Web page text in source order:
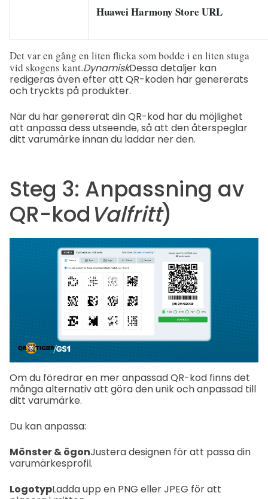
Huawei Harmony Store URL
Det var en gång en liten flicka som bodde i en liten stuga
vid skogens kant.DynamiskDessa detaljer kan
redigeras även efter att QR-koden har genererats
och tryckts på produkter.
När du har genererat din QR-kod har du möjlighet
att anpassa dess utseende, så att den återspeglar
ditt varumärke innan du laddar ner den.
Steg 3: Anpassning av
QR-kod Valfritt)
Om du föredrar en mer anpassad QR-kod finns det
många alternativ att göra den unik och anpassad till
ditt varumärke.
Du kan anpassa:
Mönster & ögonJustera designen för att passa din
varumärkesprofil.
LogotypLadda upp en PNG eller JPEG för att